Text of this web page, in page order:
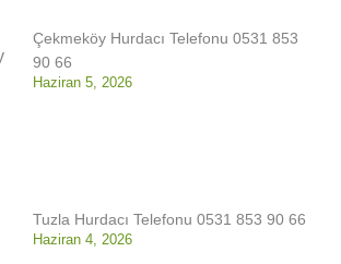
Çekmeköy Hurdacı Telefonu 0531 853
90 66
Haziran 5, 2026
Tuzla Hurdacı Telefonu 0531 853 90 66
Haziran 4, 2026